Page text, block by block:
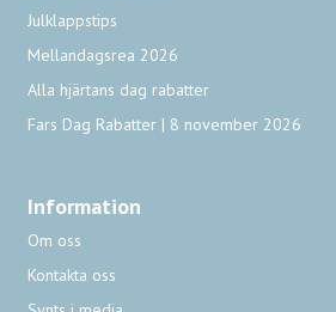
Julklappstips
Mellandagsrea 2026
Alla hjärtans dag rabatter
Fars Dag Rabatter | 8 november 2026
Information
Om oss
Kontakta oss